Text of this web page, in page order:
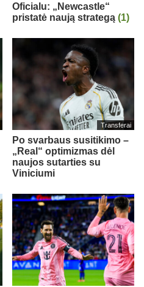
Oficialu: „Newcastle“
pristatė naują strategą (1)
Transferai
Po svarbaus susitikimo –
„Real“ optimizmas dėl
naujos sutarties su
Viniciumi